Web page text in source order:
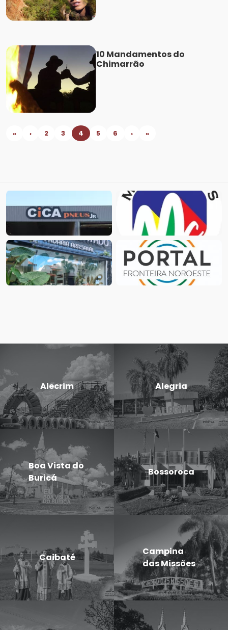
10 Mandamentos do
Chimarrão
« ‹ 2 3 4 5 6 › »
Alecrim Alegria
Boa Vista do
Buricá
Bossoroca
Caibaté
Campina
das Missões